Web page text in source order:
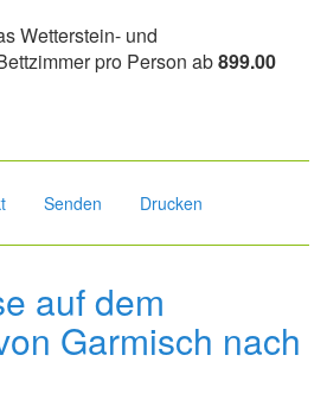
Wetterstein- und
pro Person ab899.00
Senden Drucken
auf dem
Garmisch nach